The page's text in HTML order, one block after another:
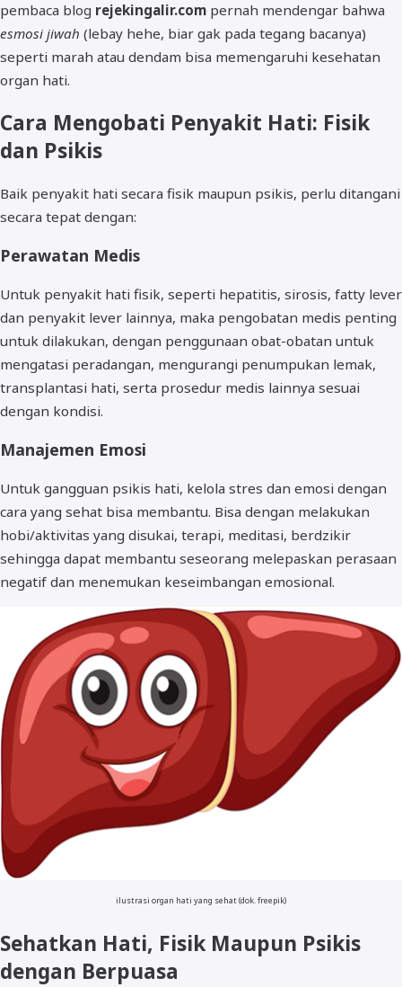
pembaca blog rejekingalir.com pernah mendengar bahwa
esmosi jiwah (lebay hehe, biar gak pada tegang bacanya)
seperti marah atau dendam bisa memengaruhi kesehatan
organ hati.
Cara Mengobati Penyakit Hati: Fisik
dan Psikis
Baik penyakit hati secara fisik maupun psikis, perlu ditangani
secara tepat dengan:
Perawatan Medis
Untuk penyakit hati fisik, seperti hepatitis, sirosis, fatty lever
dan penyakit lever lainnya, maka pengobatan medis penting
untuk dilakukan, dengan penggunaan obat-obatan untuk
mengatasi peradangan, mengurangi penumpukan lemak,
transplantasi hati, serta prosedur medis lainnya sesuai
dengan kondisi.
Manajemen Emosi
Untuk gangguan psikis hati, kelola stres dan emosi dengan
cara yang sehat bisa membantu. Bisa dengan melakukan
hobi/aktivitas yang disukai, terapi, meditasi, berdzikir
sehingga dapat membantu seseorang melepaskan perasaan
negatif dan menemukan keseimbangan emosional.
ilustrasi organ hati yang sehat (dok. freepik)
Sehatkan Hati, Fisik Maupun Psikis
dengan Berpuasa